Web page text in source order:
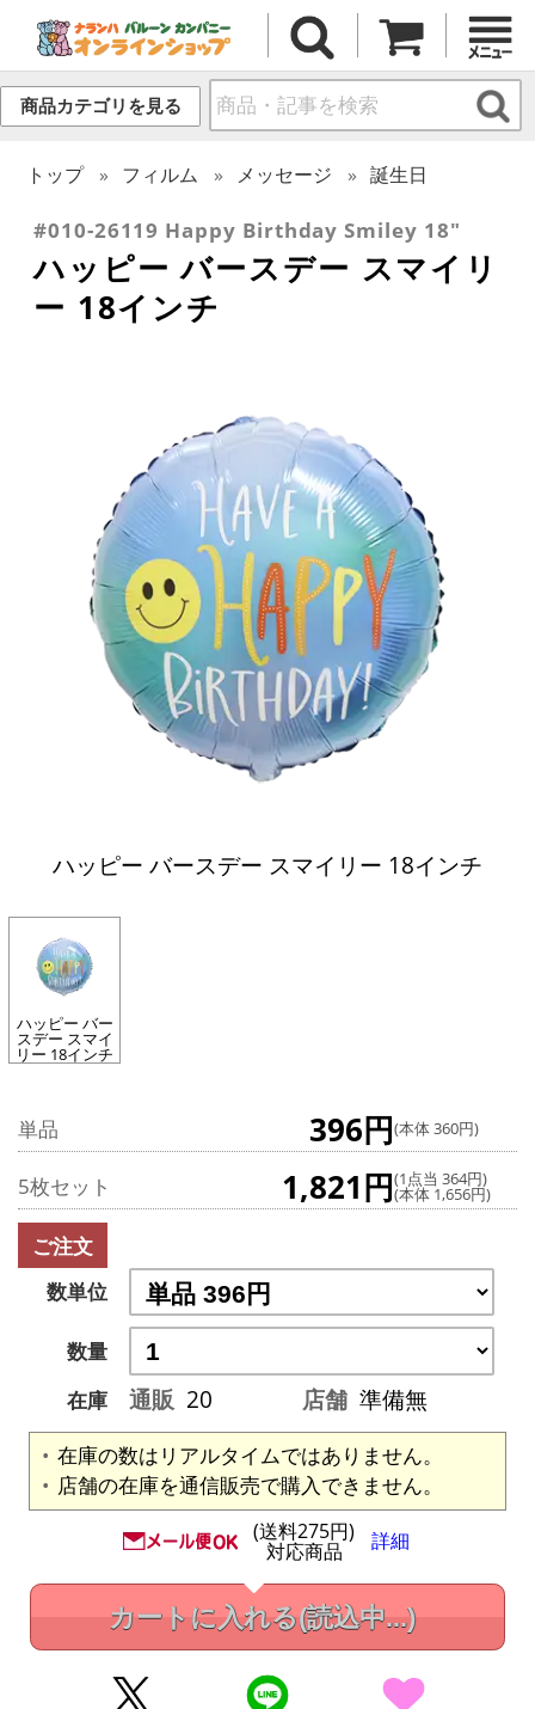
商品カテゴリを見る
トップ フィルム メッセージ 誕生日
#010-26119 Happy Birthday Smiley 18"
ハッピー バースデー スマイリ
ー 18インチ
ハッピー バースデー スマイリー 18インチ
ハッピー バー
スデー スマイ
リー 18インチ
単品 396円(本体 360円)
5枚セット 1,821円(1点当 364円)
(本体 1,656円)
ご注文
数単位
数量
在庫
通販 20 店舗 準備無
在庫の数はリアルタイムではありません。
店舗の在庫を通信販売で購入できません。
(送料275円)
対応商品 詳細
カートに入れる(読込中...)